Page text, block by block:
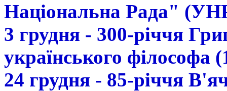
Національна Рада"
3 грудня - 300-річчя
українського філософа
24 грудня - 85-річчя